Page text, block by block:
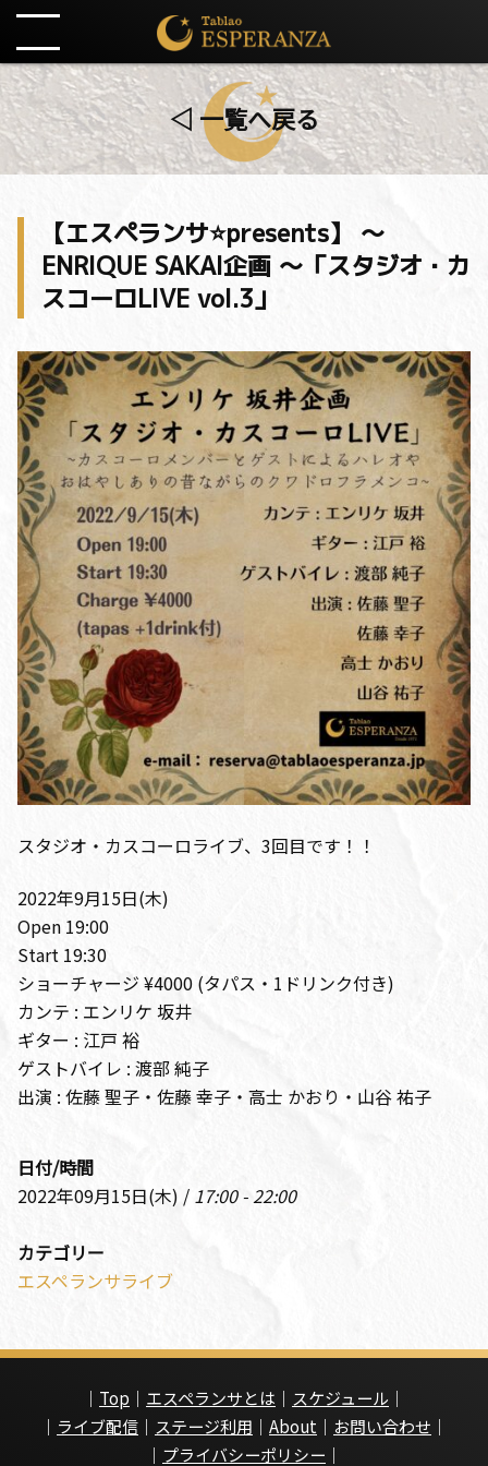
◁ 一覧へ戻る
【エスペランサ⭐️presents】 〜
ENRIQUE SAKAI企画 〜「スタジオ・カ
スコーロLIVE vol.3」
スタジオ・カスコーロライブ、3回目です！！
2022年9月15日(木)
Open 19:00
Start 19:30
ショーチャージ ¥4000 (タパス・1ドリンク付き)
カンテ : エンリケ 坂井
ギター : 江戸 裕
ゲストバイレ : 渡部 純子
出演 : 佐藤 聖子・佐藤 幸子・高士 かおり・山谷 祐子
日付/時間
2022年09月15日(木) / 17:00 - 22:00
カテゴリー
エスペランサライブ
｜ Top ｜ エスペランサとは ｜ スケジュール ｜
｜ ライブ配信 ｜ ステージ利用 ｜ About ｜ お問い合わせ ｜
｜ プライバシーポリシー ｜